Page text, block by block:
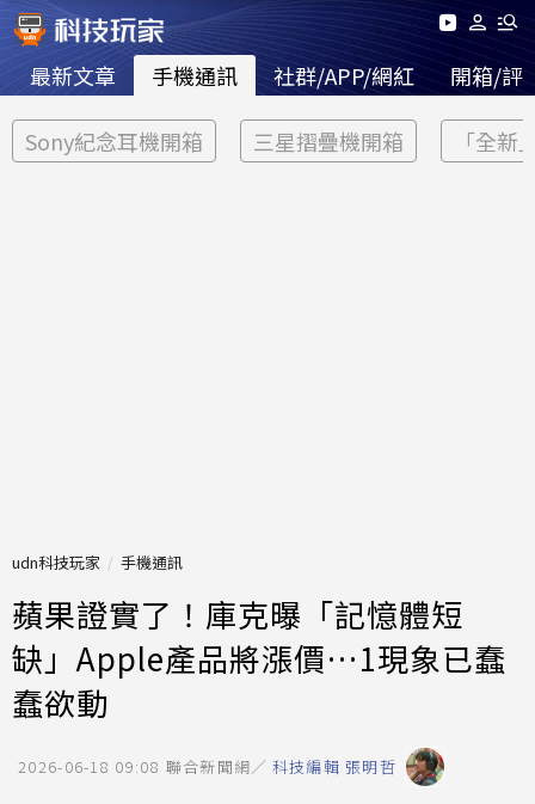
最新文章 手機通訊 社群/APP/網紅 開箱/評
Sony紀念耳機開箱 三星摺疊機開箱 「全新
udn科技玩家 手機通訊
蘋果證實了！庫克曝「記憶體短
缺」Apple產品將漲價…1現象已蠢
蠢欲動
2026-06-18 09:08 聯合新聞網／ 科技編輯 張明哲